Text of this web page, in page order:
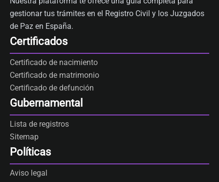
gestionar tus trámites en el Registro Civil y los Juzgados
de Paz en España.
Certificados
Certificado de nacimiento
Certificado de matrimonio
Certificado de defunción
Gubernamental
Lista de registros
Sitemap
Políticas
Aviso legal